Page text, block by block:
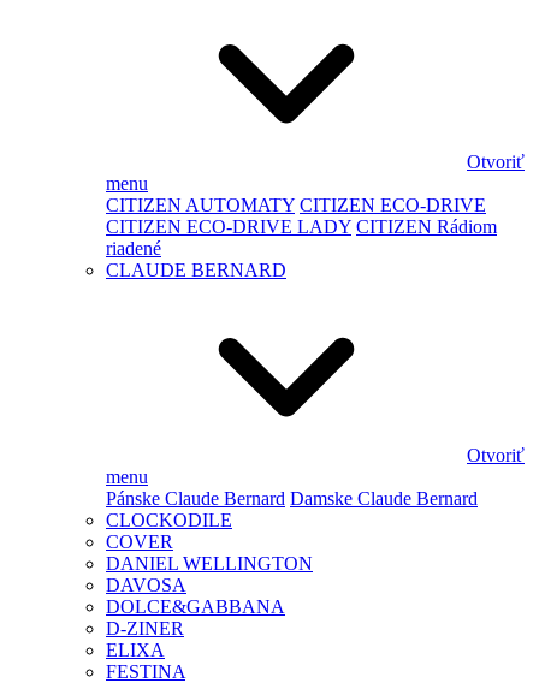
Otvoriť
menu
CITIZEN AUTOMATY CITIZEN ECO-DRIVE
CITIZEN ECO-DRIVE LADY CITIZEN Rádiom
riadené
CLAUDE BERNARD
Otvoriť
menu
Pánske Claude Bernard Damske Claude Bernard
CLOCKODILE
COVER
DANIEL WELLINGTON
DAVOSA
DOLCE&GABBANA
D-ZINER
ELIXA
FESTINA